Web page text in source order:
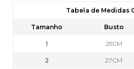
Tabela de Medidas
Tamanho Busto
1 25CM
2 27CM